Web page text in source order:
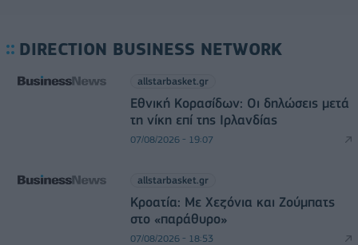
DIRECTION BUSINESS NETWORK
allstarbasket.gr
Εθνική Κορασίδων: Οι δηλώσεις μετά
τη νίκη επί της Ιρλανδίας
07/08/2026 - 19:07
allstarbasket.gr
Κροατία: Με Χεζόνια και Ζούμπατς
στο «παράθυρο»
07/08/2026 - 18:53